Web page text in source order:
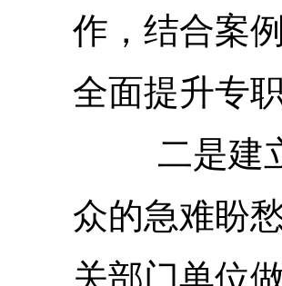
作， 结合案例
全面提升专
二是建
众的急难盼
关部门单位